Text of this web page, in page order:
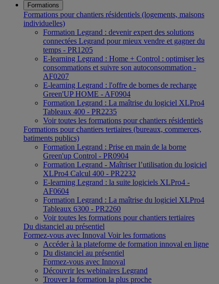
Formations
Formations pour chantiers résidentiels (logements, maisons
individuelles)
Formation Legrand : devenir expert des solutions
connectées Legrand pour mieux vendre et gagner du
temps - PR1205
E-learning Legrand : Home + Control : optimiser les
consommations et suivre son autoconsommation -
AF0207
E-learning Legrand : l'offre de bornes de recharge
Green'UP HOME - AF0904
Formation Legrand : La maîtrise du logiciel XLPro4
Tableaux 400 - PR2235
Voir toutes les formations pour chantiers résidentiels
Formations pour chantiers tertiaires (bureaux, commerces,
batiments publics)
Formation Legrand : Prise en main de la borne
Green'up Control - PR0904
Formation Legrand - Maîtriser l’utilisation du logiciel
XLPro4 Calcul 400 - PR2232
E-learning Legrand : la suite logiciels XLPro4 -
AF0604
Formation Legrand : La maîtrise du logiciel XLPro4
Tableaux 6300 - PR2260
Voir toutes les formations pour chantiers tertiaires
Du distanciel au présentiel
Formez-vous avec Innoval Voir les formations
Accéder à la plateforme de formation innoval en ligne
Du distanciel au présentiel
Formez-vous avec Innoval
Découvrir les webinaires Legrand
Trouver la formation la plus proche